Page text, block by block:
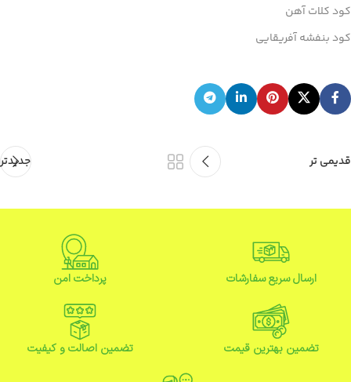
کود کلات آهن
کود بنفشه آفریقایی
جدیدتر قدیمی تر
ارسال سریع سفارشات پرداخت امن
تضمین بهترین قیمت تضمین اصالت و کیفیت